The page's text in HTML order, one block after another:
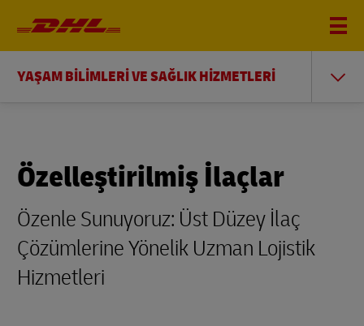
YAŞAM BİLİMLERİ VE SAĞLIK HİZMETLERİ
Özelleştirilmiş İlaçlar
Özenle Sunuyoruz: Üst Düzey İlaç
Çözümlerine Yönelik Uzman Lojistik
Hizmetleri